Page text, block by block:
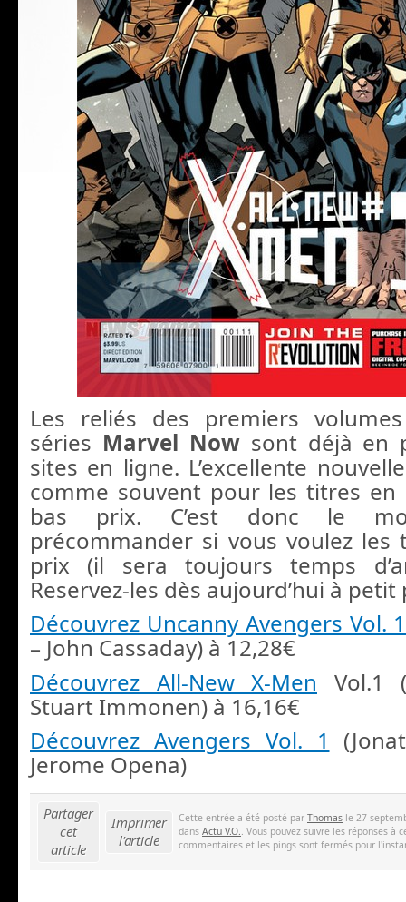
Les reliés des premiers
séries Marvel Now sont déjà en
sites en ligne. L’excellente
comme souvent pour les titres en
bas prix. C’est donc le
précommander si vous voulez les
prix (il sera toujours temps
Reservez-les dès aujourd’hui à petit
Découvrez Uncanny Avengers Vol. 1
– John Cassaday) à 12,28€
Découvrez All-New X-Men Vol.1
Stuart Immonen) à 16,16€
Découvrez Avengers Vol. 1
Jerome Opena)
Partager
cet
article
Imprimer
l'article
Cette entrée a été posté par Thomas le 27
dans Actu V.O.. Vous pouvez suivre les réponses à
commentaires et les pings sont fermés pour